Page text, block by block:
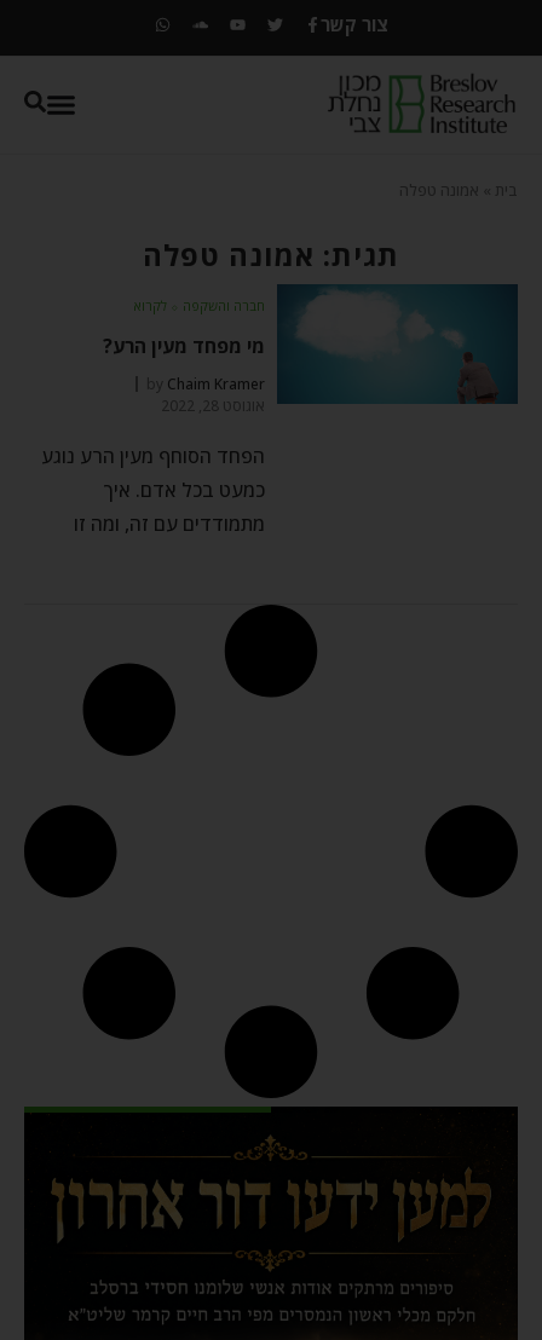
צור קשר
בית אמונה טפלה
תגית: אמונה טפלה
חברה והשקפה ⬦ לקרוא
מי מפחד מעין הרע?
by Chaim Kramer
אוגוסט 28, 2022
הפחד הסוחף מעין הרע נוגע
כמעט בכל אדם. איך
מתמודדים עם זה, ומה זו